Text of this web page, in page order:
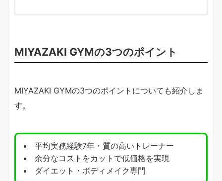
MIYAZAKI GYMの3つのポイント
MIYAZAKI GYMの3つのポイントについても紹介しま
す。
平均実務経験7年・質の高いトレーナー
余分なコストをカットで低価格を実現
ダイエット・ボディメイク専門